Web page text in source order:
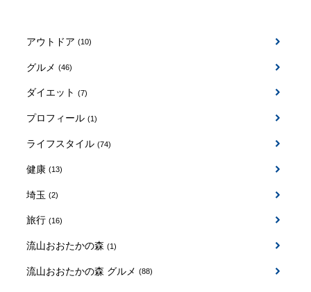
アウトドア (10)
グルメ (46)
ダイエット (7)
プロフィール (1)
ライフスタイル (74)
健康 (13)
埼玉 (2)
旅行 (16)
流山おおたかの森 (1)
流山おおたかの森 グルメ (88)